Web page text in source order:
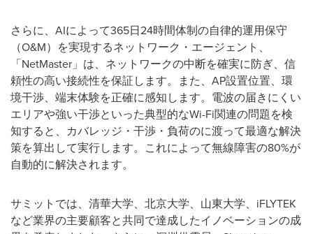
さらに、AIによって365日24時間体制の自律的運用保守
（O&M）を実現するネットワーク・エージェント、
「NetMaster」は、ネットワークの中断を確実に防ぎ、信
頼性の高い接続性を保証します。また、AP設置位置、環
境干渉、端末体験を正確に感知します。電波の届きにくい
エリアや強い干渉といった典型的なWi-Fi関連の問題を検
知すると、カバレッジ・干渉・負荷のに渡って最適な解決
策を算出して実行します。これによって無線障害の80%が
自動的に解決されます。
サミットでは、清華大学、北京大学、山東大学、iFLYTEK
など業界の主要顧客と共同で達成したイノベーションの成